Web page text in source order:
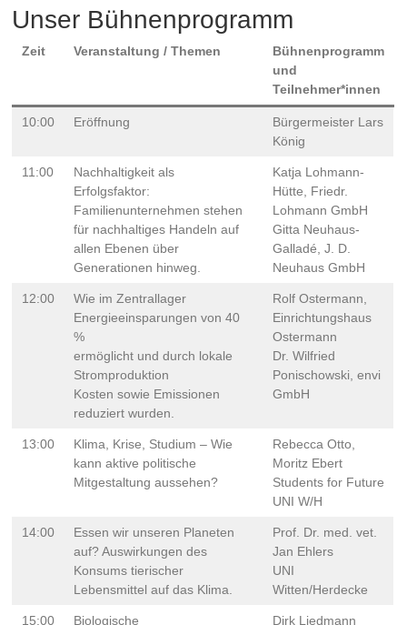
Unser Bühnenprogramm
Zeit Veranstaltung / Themen
Bühnenprogramm
und
Teilnehmer*innen
10:00 Eröffnung
Bürgermeister Lars
König
11:00
Nachhaltigkeit als
Erfolgsfaktor:
Familienunternehmen stehen
für nachhaltiges Handeln auf
allen Ebenen über
Generationen hinweg.
Katja Lohmann-
Hütte, Friedr.
Lohmann GmbH
Gitta Neuhaus-
Galladé, J. D.
Neuhaus GmbH
12:00
Wie im Zentrallager
Energieeinsparungen von 40
%
ermöglicht und durch lokale
Stromproduktion
Kosten sowie Emissionen
reduziert wurden.
Rolf Ostermann,
Einrichtungshaus
Ostermann
Dr. Wilfried
Ponischowski, envi
GmbH
13:00
Klima, Krise, Studium – Wie
kann aktive politische
Mitgestaltung aussehen?
Rebecca Otto,
Moritz Ebert
Students for Future
UNI W/H
14:00
Essen wir unseren Planeten
auf? Auswirkungen des
Konsums tierischer
Lebensmittel auf das Klima.
Prof. Dr. med. vet.
Jan Ehlers
UNI
Witten/Herdecke
15:00 Biologische Dirk Liedmann